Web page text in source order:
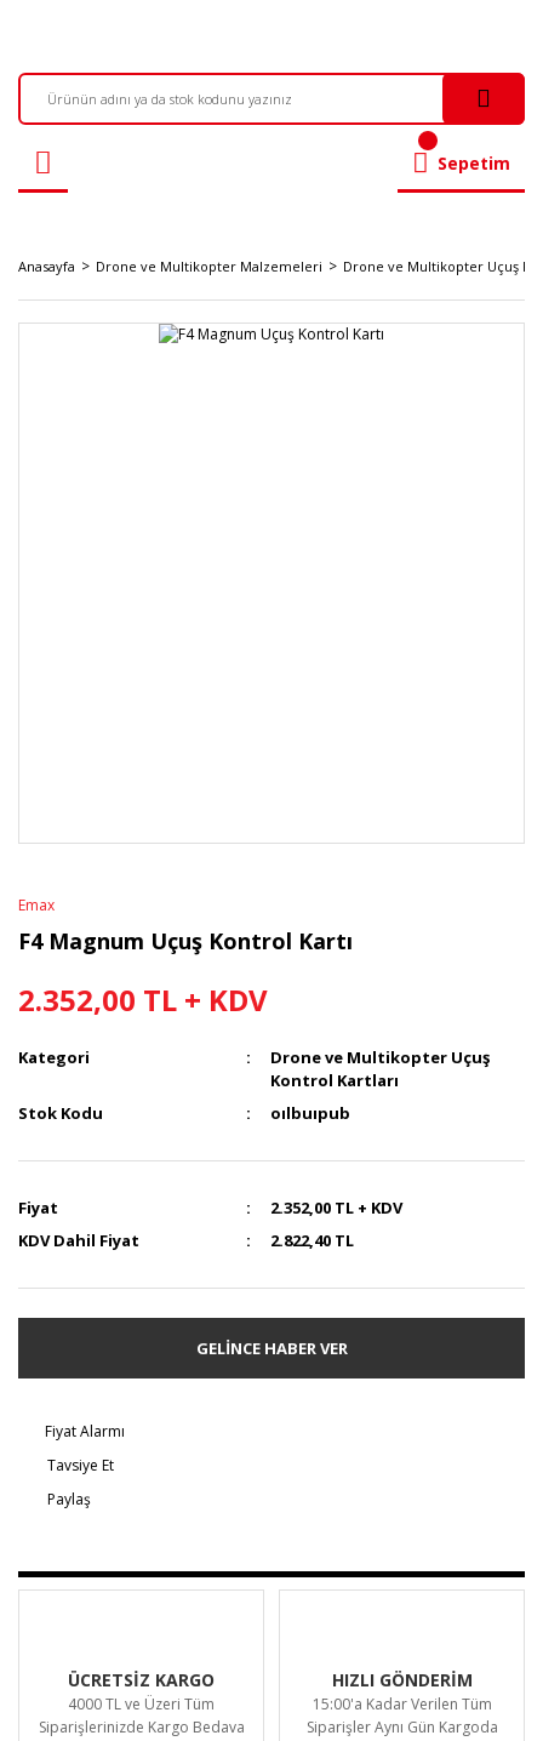
Sepetim
Anasayfa Drone ve Multikopter Malzemeleri Drone ve Multikopter Uçuş
Emax
F4 Magnum Uçuş Kontrol Kartı
2.352,00 TL + KDV
Kategori
Drone ve Multikopter Uçuş
Kontrol Kartları
Stok Kodu
oılbuıpub
Fiyat
2.352,00 TL + KDV
KDV Dahil Fiyat
2.822,40 TL
GELİNCE HABER VER
Fiyat Alarmı
Tavsiye Et
Paylaş
ÜCRETSİZ KARGO
4000 TL ve Üzeri Tüm
Siparişlerinizde Kargo Bedava
HIZLI GÖNDERİM
15:00'a Kadar Verilen Tüm
Siparişler Aynı Gün Kargoda